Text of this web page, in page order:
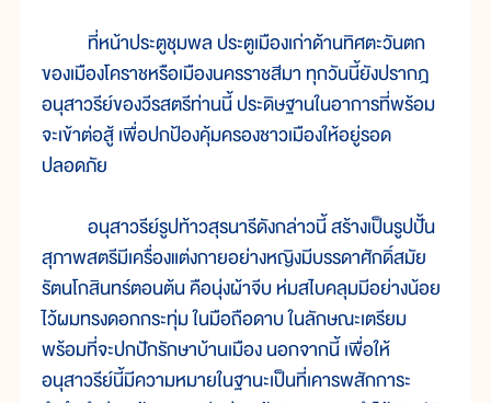
ที่หน้าประตูชุมพล ประตูเมืองเก่าด้านทิศตะวันตก
ของเมืองโคราชหรือเมืองนครราชสีมา ทุกวันนี้ยังปรากฎ
อนุสาวรีย์ของวีรสตรีท่านนี้ ประดิษฐานในอาการที่พร้อม
จะเข้าต่อสู้ เพื่อปกป้องคุ้มครองชาวเมืองให้อยู่รอด
ปลอดภัย
อนุสาวรีย์รูปท้าวสุรนารีดังกล่าวนี้ สร้างเป็นรูปปั้น
สุภาพสตรีมีเครื่องแต่งกายอย่างหญิงมีบรรดาศักดิ์สมัย
รัตนโกสินทร์ตอนต้น คือนุ่งผ้าจีบ ห่มสไบคลุมมีอย่างน้อย
ไว้ผมทรงดอกกระทุ่ม ในมือถือดาบ ในลักษณะเตรียม
พร้อมที่จะปกปักรักษาบ้านเมือง นอกจากนี้ เพื่อให้
อนุสาวรีย์นี้มีความหมายในฐานะเป็นที่เคารพสักการะ